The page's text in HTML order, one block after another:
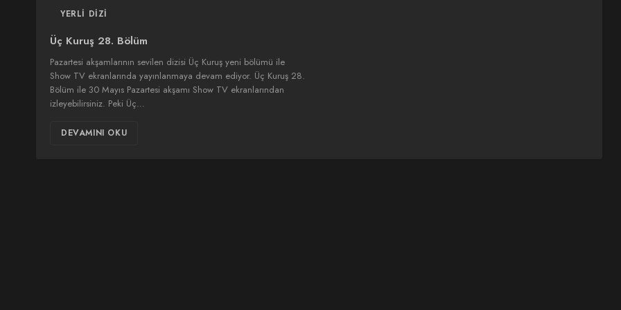
YERLI DIZI
Üç Kuruş 28. Bölüm
Pazartesi akşamlarının sevilen dizisi Üç Kuruş yeni bölümü ile
Show TV ekranlarında yayınlanmaya devam ediyor. Üç Kuruş 28.
Bölüm ile 30 Mayıs Pazartesi akşamı Show TV ekranlarından
izleyebilirsiniz. Peki Üç…
DEVAMINI OKU